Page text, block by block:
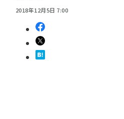
2018年12月5日 7:00